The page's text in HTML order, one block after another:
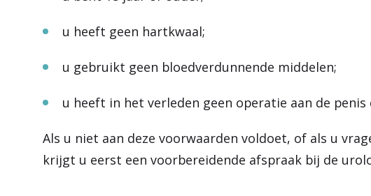
u heeft geen hartkwaal;
u gebruikt geen bloedverdunnende middelen;
u heeft in het verleden geen operatie aan de penis
Als u niet aan deze voorwaarden voldoet, of als u
krijgt u eerst een voorbereidende afspraak bij de